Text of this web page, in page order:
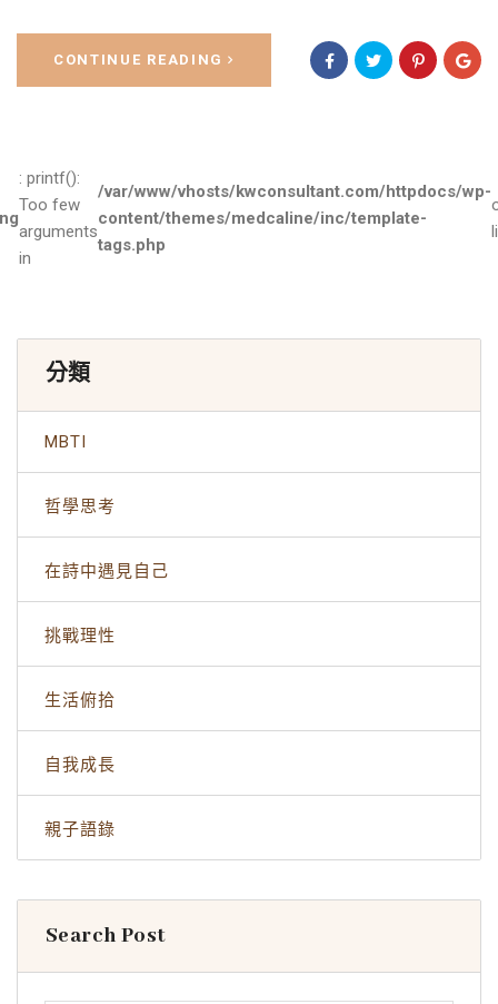
CONTINUE READING
: printf():
Too few
arguments
in
/var/www/vhosts/kwconsultant.com/httpdocs/wp-
content/themes/medcaline/inc/template-
tags.php
分類
MBTI
哲學思考
在詩中遇見自己
挑戰理性
生活俯拾
自我成長
親子語錄
Search Post